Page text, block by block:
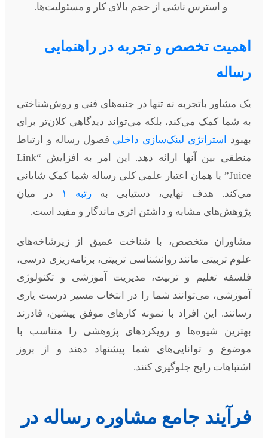
و استرس ناشی از حجم بالای کار و مسئولیت‌ها.
اهمیت تخصص و تجربه در راهنمایی
رساله
یک مشاور باتجربه نه تنها در جنبه‌های فنی و روش‌شناختی
به شما کمک می‌کند، بلکه می‌تواند دیدگاهی کلان‌تر برای
بهبود
استراتژی لینک‌سازی داخلی فصول رساله و ارتباط
منطقی بین آنها ارائه دهد. این امر به افزایش “Link
Juice” یا همان اعتبار علمی کلی رساله شما کمک شایانی
می‌کند. هدف نهایی، دستیابی به رتبه ۱
در میان
پژوهش‌های مشابه و داشتن اثری ماندگار و مفید است.
مشاوران متخصص، با شناخت عمیق از زیرشاخه‌های
علوم تربیتی مانند روانشناسی تربیتی، برنامه‌ریزی درسی،
فلسفه تعلیم و تربیت، مدیریت آموزشی و تکنولوژی
آموزشی، می‌توانند شما را در انتخاب مسیر درست یاری
رسانند. این افراد با نمونه کارهای موفق پیشین، قادرند
بهترین شیوه‌ها و رویکردهای پژوهشی را متناسب با
موضوع و توانایی‌های شما پیشنهاد دهند و از بروز
اشتباهات رایج جلوگیری کنند.
فرآیند جامع مشاوره رساله در